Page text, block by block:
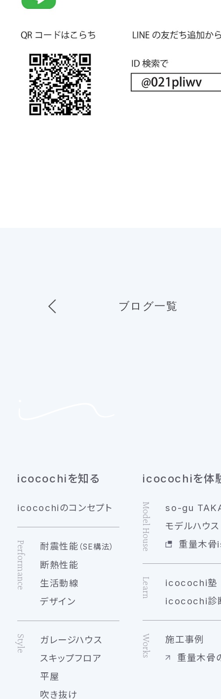
ブログ一覧
icocochiを知る
icocochiのコンセプト
Performance 耐震性能 （SE構法）
断熱性能
生活動線
デザイン
Style
ガレージハウス
スキップフロア
平屋
吹き抜け
icocochiを体
Model House
so-gu
モデルハウ
重量木
Learn
icocochi塾
icocochi診
Works
施工事例
重量木骨